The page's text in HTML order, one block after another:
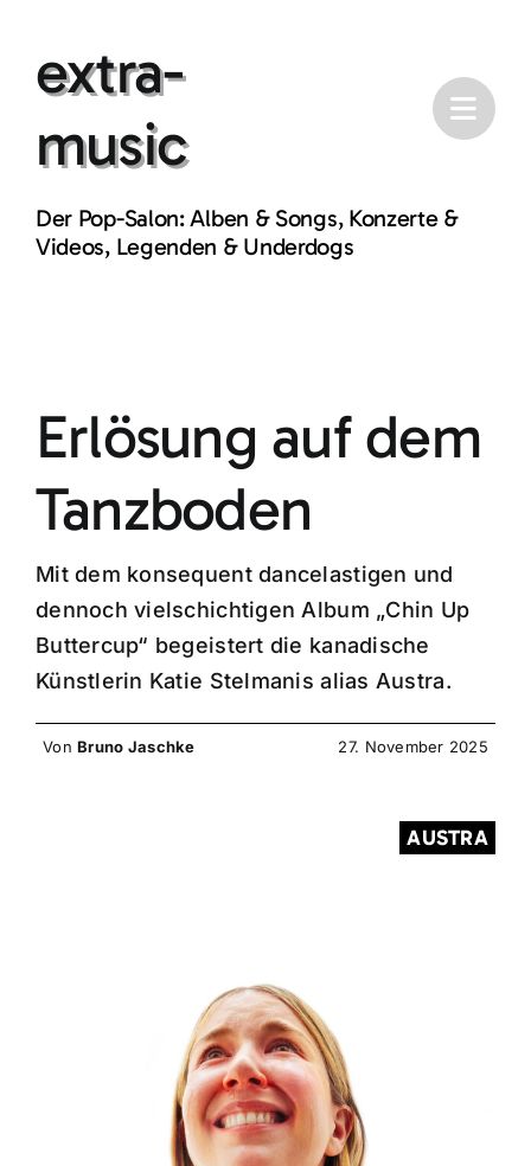
contentextra-
music
Der Pop-Salon: Alben & Songs, Konzerte &
Videos, Legenden & Underdogs
Erlösung auf dem
Tanzboden
Mit dem konsequent dancelastigen und
dennoch vielschichtigen Album „Chin Up
Buttercup“ begeistert die kanadische
Künstlerin Katie Stelmanis alias Austra.
VonBruno Jaschke 27. November 2025
AUSTRA